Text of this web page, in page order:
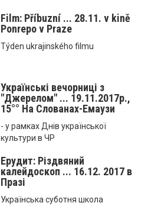
Film: Příbuzní ... 28.11. v kině
Ponrepo v Praze
Týden ukrajinského filmu
Українські вечорниці з
"Джерелом" ... 19.11.2017р.,
15°° На Слованах-Емаузи
- у рамках Днів української
культури в ЧР
Ерудит: Різдвяний
калейдоскоп ... 16.12. 2017 в
Празі
Українська суботня школа